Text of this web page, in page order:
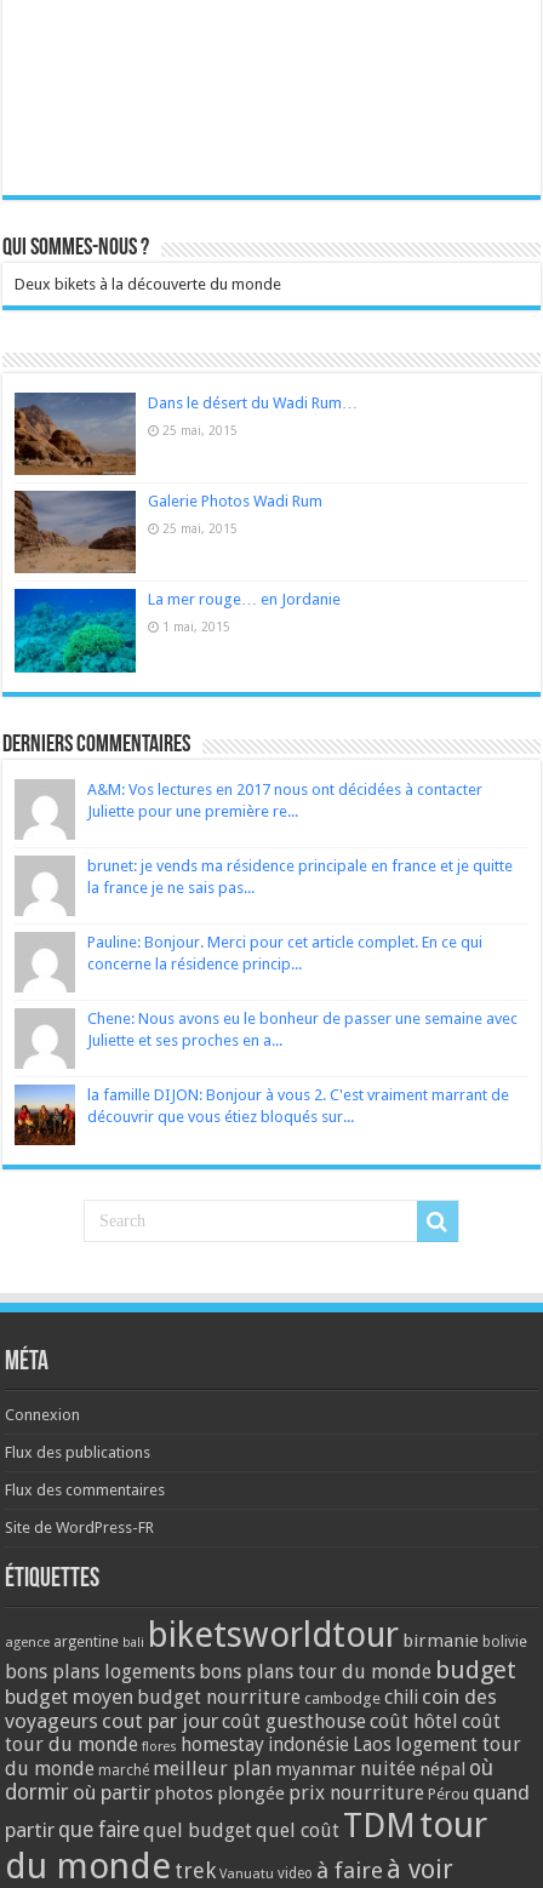
Qui sommes-nous ?
Deux bikets à la découverte du monde
Dans le désert du Wadi Rum…
25 mai, 2015
Galerie Photos Wadi Rum
25 mai, 2015
La mer rouge… en Jordanie
1 mai, 2015
Derniers Commentaires
A&M: Vos lectures en 2017 nous ont décidées à contacter
Juliette pour une première re...
brunet: je vends ma résidence principale en france et je quitte
la france je ne sais pas...
Pauline: Bonjour. Merci pour cet article complet. En ce qui
concerne la résidence princip...
Chene: Nous avons eu le bonheur de passer une semaine avec
Juliette et ses proches en a...
la famille DIJON: Bonjour à vous 2. C'est vraiment marrant de
découvrir que vous étiez bloqués sur...
Méta
Connexion
Flux des publications
Flux des commentaires
Site de WordPress-FR
Étiquettes
agence argentine bali biketsworldtour birmanie bolivie
bons plans logements bons plans tour du monde budget
budget moyen budget nourriture cambodge chili coin des
voyageurs cout par jourcoût guesthouse coût hôtel coût
tour du monde flores homestay indonésie Laos logement tour
du monde marché meilleur plan myanmar nuitée népal où
dormir où partir photos plongée prix nourriture Pérou quand
partir que fairequel budgetquel coût TDM tour
du monde trek Vanuatu video à faire à voir